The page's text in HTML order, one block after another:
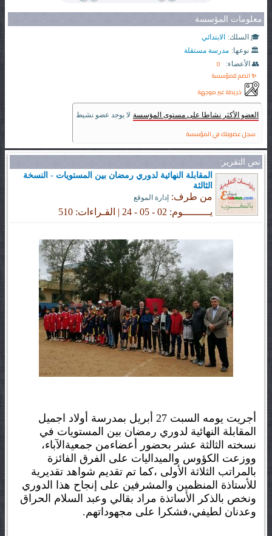
معلومات المؤسسة
🎓 السلك: الابتدائي
🏛️ نوعها: مدرسة مستقلة
👥 الأعضاء:
0
✨ انضم للمؤسسة
خريطة غير موجهة
العضو الأكثر نشاطا على مستوى المؤسسة لا يوجد عضو نشيط
سجل عضويتك في المؤسسة
نص التقرير:
المقابلة النهائية لدوري رمضان بين المستويات - النسخة
الثالثة
من طرف: إدارة الموقع
يـــــــــوم: 02 - 05 - 24 | القـراءات: 510
أجريت يومه السبت 27 أبريل بمدرسة أولاد اجميل
المقابلة النهائية لدوري رمضان بين المستويات في
نسخته الثالثة عشر بحضور أعضاءمن جمعيةالآباء،
ووزعت الكؤوس والميداليات على الفرق الفائزة
بالمراتب الثلاثة الأولى ،كما تم تقديم شواهد تقديرية
للأستاذة المنظمين والمشرفين على إنجاح هذا الدوري
ونخص بالذكر الأساتذة مراد بقالي وعبد السلام الحراق
وعدنان لطيفي،فشكرا على مجهوداتهم.